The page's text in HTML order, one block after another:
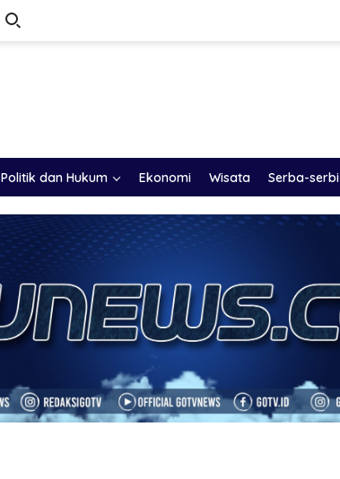
Politik dan Hukum Ekonomi Wisata Serba-serbi